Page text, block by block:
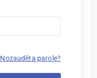
Nozaudēta parole?